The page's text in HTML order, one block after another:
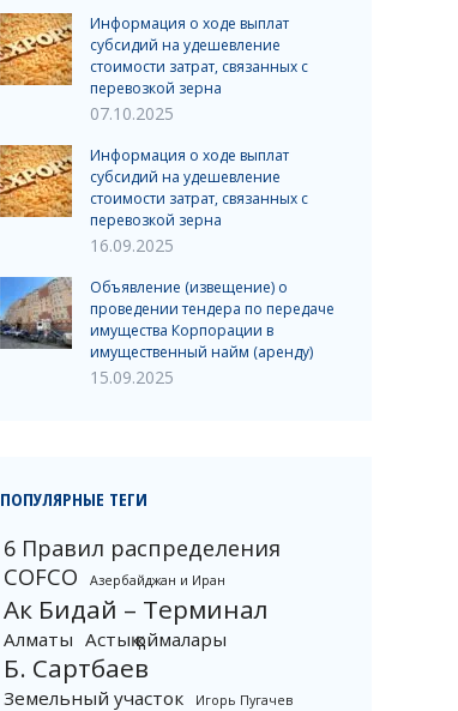
Информация о ходе выплат
субсидий на удешевление
стоимости затрат, связанных с
перевозкой зерна
07.10.2025
Информация о ходе выплат
субсидий на удешевление
стоимости затрат, связанных с
перевозкой зерна
16.09.2025
Объявление (извещение) о
проведении тендера по передаче
имущества Корпорации в
имущественный найм (аренду)
15.09.2025
ПОПУЛЯРНЫЕ ТЕГИ
6 Правил распределения
COFCO
Азербайджан и Иран
Ак Бидай – Терминал
Алматы Астық қоймалары
Б. Сартбаев
Земельный участок
Игорь Пугачев